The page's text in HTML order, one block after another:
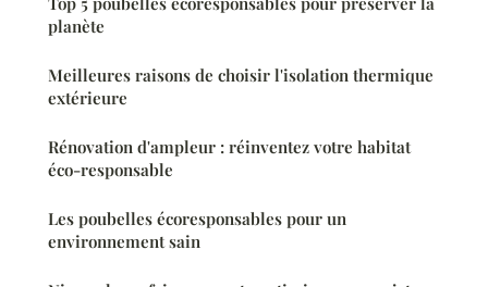
planète
Meilleures raisons de choisir l'isolation thermique
extérieure
Rénovation d'ampleur : réinventez votre habitat
éco-responsable
Les poubelles écoresponsables pour un
environnement sain